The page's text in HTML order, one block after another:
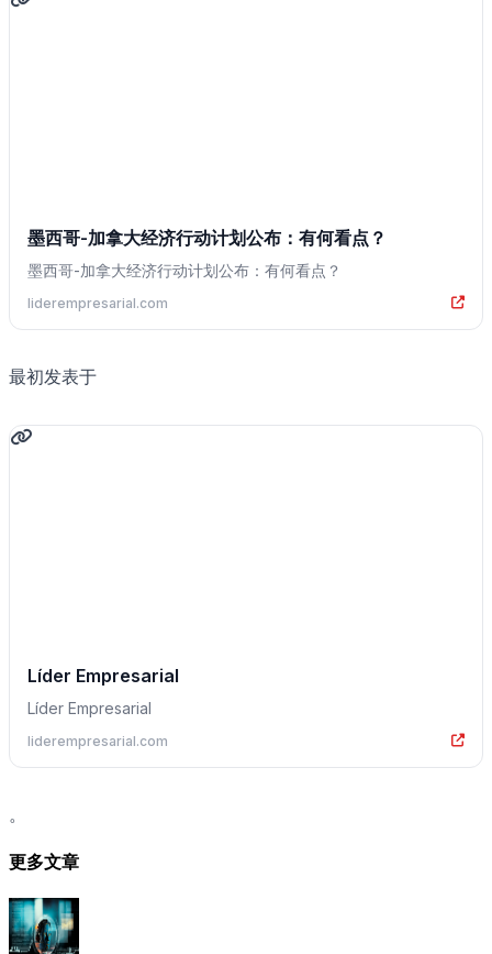
墨西哥-加拿大经济行动计划公布：有何看点？
墨西哥-加拿大经济行动计划公布：有何看点？
liderempresarial.com
最初发表于
Líder Empresarial
Líder Empresarial
liderempresarial.com
。
更多文章